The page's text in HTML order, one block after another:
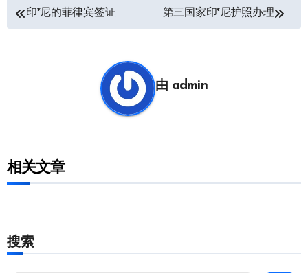
文
章
印*尼的菲律宾签证 第三国家印*尼护照办理
由 admin
相关文章
搜索